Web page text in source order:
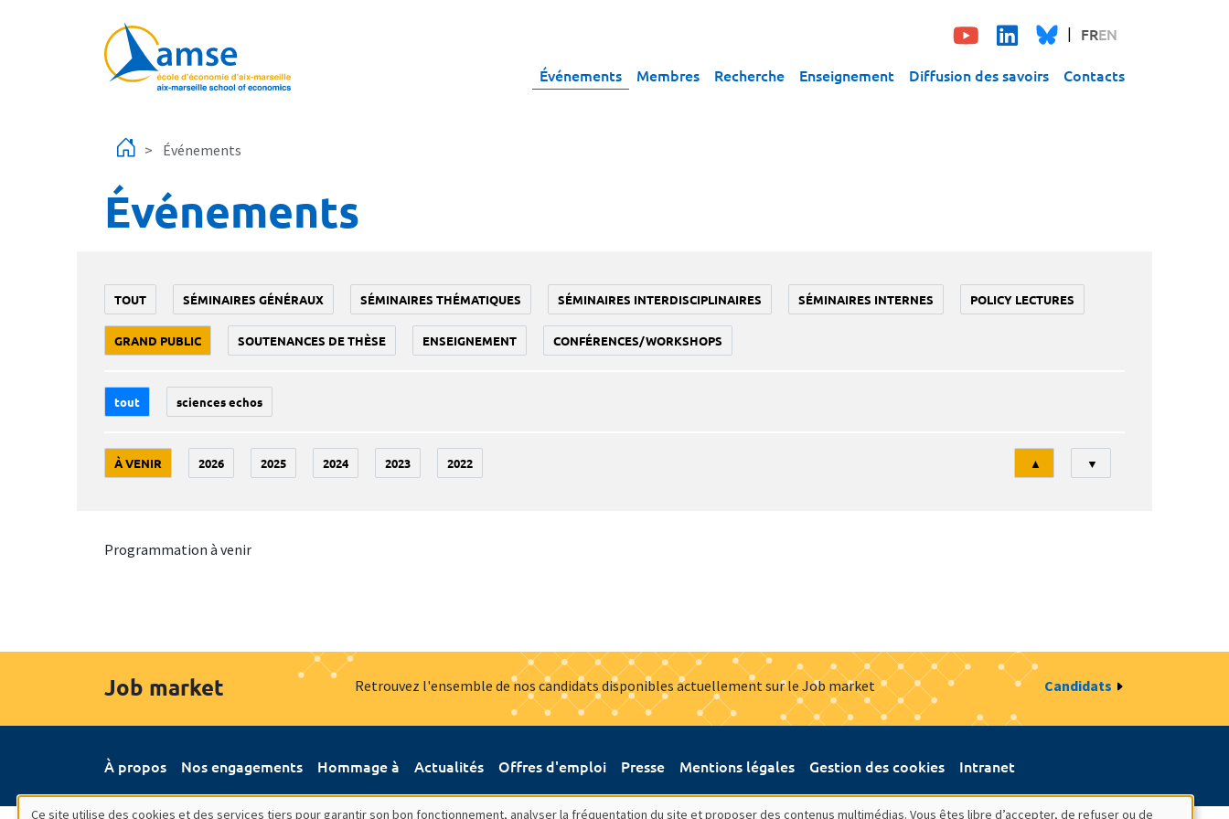
FREN
Événements Membres Recherche Enseignement Diffusion des savoirs Contacts
Événements
Événements
TOUT SÉMINAIRES GÉNÉRAUX SÉMINAIRES THÉMATIQUES SÉMINAIRES INTERDISCIPLINAIRES SÉMINAIRES INTERNES POLICY LECTURES
GRAND PUBLIC SOUTENANCES DE THÈSE ENSEIGNEMENT CONFÉRENCES/WORKSHOPS
tout sciences echos
À VENIR 2026 2025 2024 2023 2022
Tri
▲ ▼
Programmation à venir
Job market Retrouvez l'ensemble de nos candidats disponibles actuellement sur le Job market Candidats
À propos Nos engagements Hommage à Actualités Offres d'emploi Presse Mentions légales Gestion des cookies Intranet
Ce site utilise des cookies et des services tiers pour garantir son bon fonctionnement, analyser la fréquentation du site et proposer des contenus multimédias. Vous êtes libre d’accepter, de refuser ou de